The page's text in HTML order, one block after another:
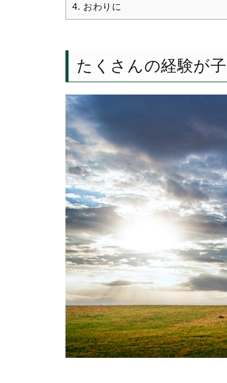
4. おわりに
たくさんの経験が